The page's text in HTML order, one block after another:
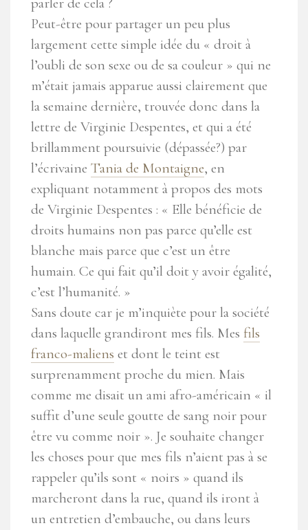
Peut-être pour partager un peu plus
largement cette simple idée du « droit à
l’oubli de son sexe ou de sa couleur » qui ne
m’était jamais apparue aussi clairement que
la semaine dernière, trouvée donc dans la
lettre de Virginie Despentes, et qui a été
brillamment poursuivie (dépassée?) par
l’écrivaine Tania de Montaigne, en
expliquant notamment à propos des mots
de Virginie Despentes : « Elle bénéficie de
droits humains non pas parce qu’elle est
blanche mais parce que c’est un être
humain. Ce qui fait qu’il doit y avoir égalité,
c’est l’humanité. »
Sans doute car je m’inquiète pour la société
dans laquelle grandiront mes fils. Mes fils
franco-maliens et dont le teint est
surprenamment proche du mien. Mais
comme me disait un ami afro-américain « il
suffit d’une seule goutte de sang noir pour
être vu comme noir ». Je souhaite changer
les choses pour que mes fils n’aient pas à se
rappeler qu’ils sont « noirs » quand ils
marcheront dans la rue, quand ils iront à
un entretien d’embauche, ou dans leurs